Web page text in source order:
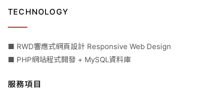
TECHNOLOGY
■ RWD響應式網頁設計 Responsive Web Design
■ PHP網站程式開發 + MySQL資料庫
服務項目